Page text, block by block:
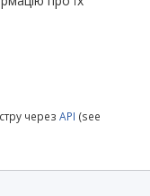
через API (see